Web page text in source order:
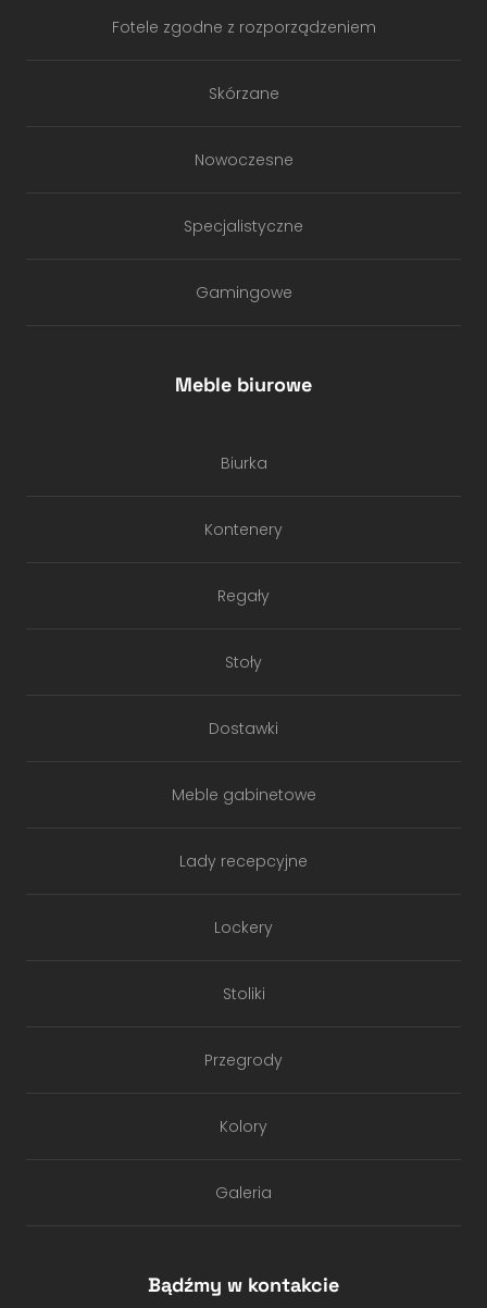
Fotele zgodne z rozporządzeniem
Skórzane
Nowoczesne
Specjalistyczne
Gamingowe
Meble biurowe
Biurka
Kontenery
Regały
Stoły
Dostawki
Meble gabinetowe
Lady recepcyjne
Lockery
Stoliki
Przegrody
Kolory
Galeria
Bądźmy w kontakcie